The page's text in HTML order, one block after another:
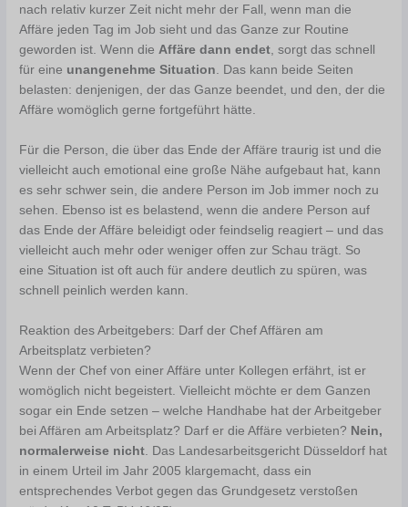
nach relativ kurzer Zeit nicht mehr der Fall, wenn man die
Affäre jeden Tag im Job sieht und das Ganze zur Routine
geworden ist. Wenn dieAffäre dann endet, sorgt das schnell
für eine unangenehme Situation. Das kann beide Seiten
belasten: denjenigen, der das Ganze beendet, und den, der die
Affäre womöglich gerne fortgeführt hätte.
Für die Person, die über das Ende der Affäre traurig ist und die
vielleicht auch emotional eine große Nähe aufgebaut hat, kann
es sehr schwer sein, die andere Person im Job immer noch zu
sehen. Ebenso ist es belastend, wenn die andere Person auf
das Ende der Affäre beleidigt oder feindselig reagiert – und das
vielleicht auch mehr oder weniger offen zur Schau trägt. So
eine Situation ist oft auch für andere deutlich zu spüren, was
schnell peinlich werden kann.
Reaktion des Arbeitgebers: Darf der Chef Affären am
Arbeitsplatz verbieten?
Wenn der Chef von einer Affäre unter Kollegen erfährt, ist er
womöglich nicht begeistert. Vielleicht möchte er dem Ganzen
sogar ein Ende setzen – welche Handhabe hat der Arbeitgeber
bei Affären am Arbeitsplatz? Darf er die Affäre verbieten? Nein,
normalerweise nicht. Das Landesarbeitsgericht Düsseldorf hat
in einem Urteil im Jahr 2005 klargemacht, dass ein
entsprechendes Verbot gegen das Grundgesetz verstoßen